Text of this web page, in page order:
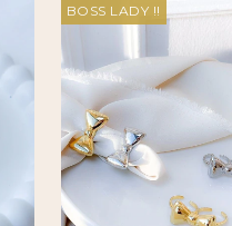
BOSS LADY !!